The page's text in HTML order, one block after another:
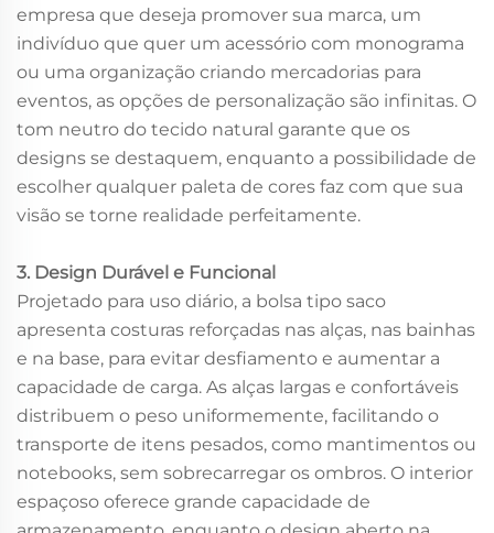
empresa que deseja promover sua marca, um
indivíduo que quer um acessório com monograma
ou uma organização criando mercadorias para
eventos, as opções de personalização são infinitas. O
tom neutro do tecido natural garante que os
designs se destaquem, enquanto a possibilidade de
escolher qualquer paleta de cores faz com que sua
visão se torne realidade perfeitamente.
3. Design Durável e Funcional
Projetado para uso diário, a bolsa tipo saco
apresenta costuras reforçadas nas alças, nas bainhas
e na base, para evitar desfiamento e aumentar a
capacidade de carga. As alças largas e confortáveis
distribuem o peso uniformemente, facilitando o
transporte de itens pesados, como mantimentos ou
notebooks, sem sobrecarregar os ombros. O interior
espaçoso oferece grande capacidade de